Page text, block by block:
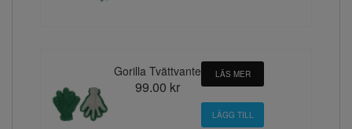
Gorilla Tvättvante
99.00 kr
LÄS MER